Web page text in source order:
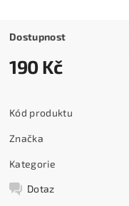
Dostupnost
190 Kč
Kód produktu
Značka
Kategorie
Dotaz